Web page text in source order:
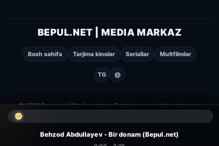
BEPUL.NET | MEDIA MARKAZ
Bosh sahifa Tarjima kinolar Seriallar Multfilmlar
TG @
© 2026 Bepul.net | Media markaz. Barcha huquqlar himoyalangan.
Behzod Abdullayev - Bir donam (Bepul.net)